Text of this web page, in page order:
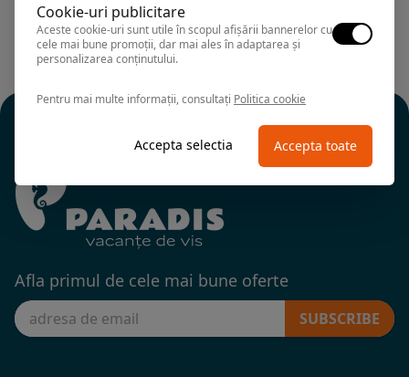
Afla primul de cele mai bune oferte
SUBSCRIBE
Cookie-uri publicitare
Aceste cookie-uri sunt utile în scopul afișării bannerelor cu
cele mai bune promoții, dar mai ales în adaptarea și
personalizarea conținutului.
Pentru mai multe informații, consultați Politica cookie
Accepta selectia Accepta toate